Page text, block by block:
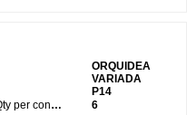
ORQUIDEA
VARIADA
P14
Qty per container:
6